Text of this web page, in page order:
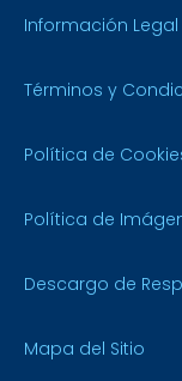
Información Legal
Términos y
Política de
Política de
Descargo de
Mapa del Sitio